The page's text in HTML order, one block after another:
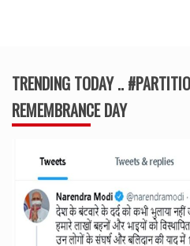
TRENDING TODAY ..
REMEMBRANCE DAY